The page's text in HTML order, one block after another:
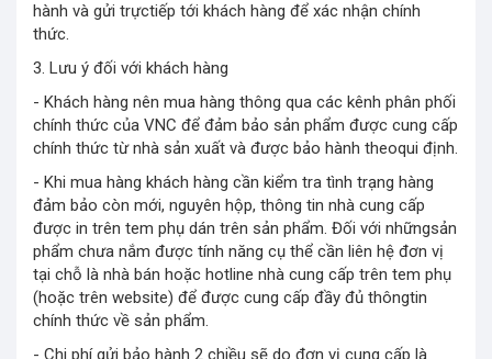
hành và gửi trựctiếp tới khách hàng để xác nhận chính
thức.
3. Lưu ý đối với khách hàng
- Khách hàng nên mua hàng thông qua các kênh phân phối
chính thức của VNC để đảm bảo sản phẩm được cung cấp
chính thức từ nhà sản xuất và được bảo hành theoqui định.
- Khi mua hàng khách hàng cần kiểm tra tình trạng hàng
đảm bảo còn mới, nguyên hộp, thông tin nhà cung cấp
được in trên tem phụ dán trên sản phẩm. Đối với nhữngsản
phẩm chưa nắm được tính năng cụ thể cần liên hệ đơn vị
tại chỗ là nhà bán hoặc hotline nhà cung cấp trên tem phụ
(hoặc trên website) để được cung cấp đầy đủ thôngtin
chính thức về sản phẩm.
- Chi phí gửi bảo hành 2 chiều sẽ do đơn vị cung cấp là